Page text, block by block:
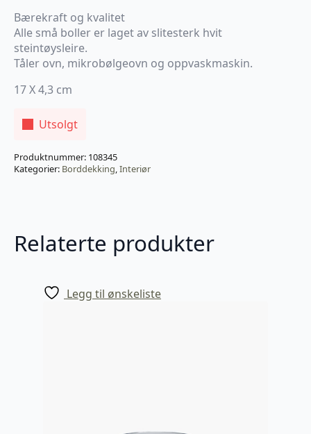
Bærekraft og kvalitet
Alle små boller er laget av slitesterk hvit
steintøysleire.
Tåler ovn, mikrobølgeovn og oppvaskmaskin.
17 X 4,3 cm
Utsolgt
Produktnummer: 108345
Kategorier: Borddekking,Interiør
Relaterte produkter
Legg til ønskeliste